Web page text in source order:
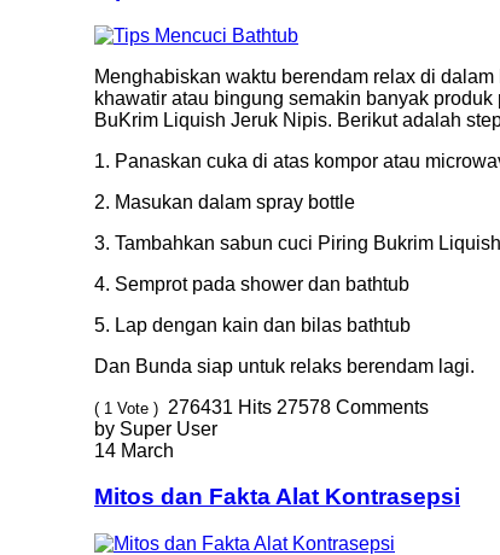
Menghabiskan waktu berendam relax di
khawatir atau bingung semakin banyak
BuKrim Liquish Jeruk Nipis. Berikut adalah
1. Panaskan cuka di atas kompor atau
2. Masukan dalam spray bottle
3. Tambahkan sabun cuci Piring Bukrim
4. Semprot pada shower dan bathtub
5. Lap dengan kain dan bilas bathtub
Dan Bunda siap untuk relaks berendam lagi.
( 1 Vote ) 276431 Hits 27578 Comments
by Super User
14 March
Mitos dan Fakta Alat Kontrasepsi